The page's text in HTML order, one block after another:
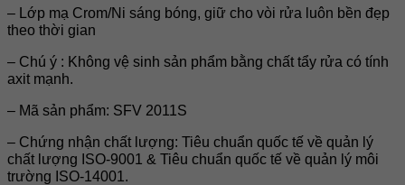
– Lớp mạ Crom/Ni sáng bóng, giữ cho vòi rửa luôn bền đẹp
theo thời gian
– Chú ý : Không vệ sinh sản phẩm bằng chất tẩy rửa có tính
axit mạnh.
– Mã sản phẩm: SFV 2011S
– Chứng nhận chất lượng: Tiêu chuẩn quốc tế về quản lý
chất lượng ISO-9001 & Tiêu chuẩn quốc tế về quản lý môi
trường ISO-14001.